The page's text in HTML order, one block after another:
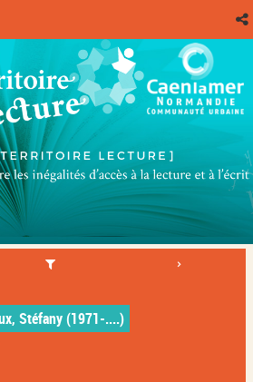
Stéfany (1971-....)